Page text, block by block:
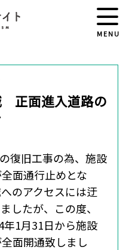
MENU
正面進入道路の
復旧工事の為、施設
面通行止めとな
のアクセスには迂
したが、この度、
1月31日から施設
面開通致しまし